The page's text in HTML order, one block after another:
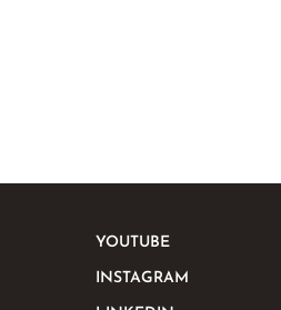
YOUTUBE
INSTAGRAM